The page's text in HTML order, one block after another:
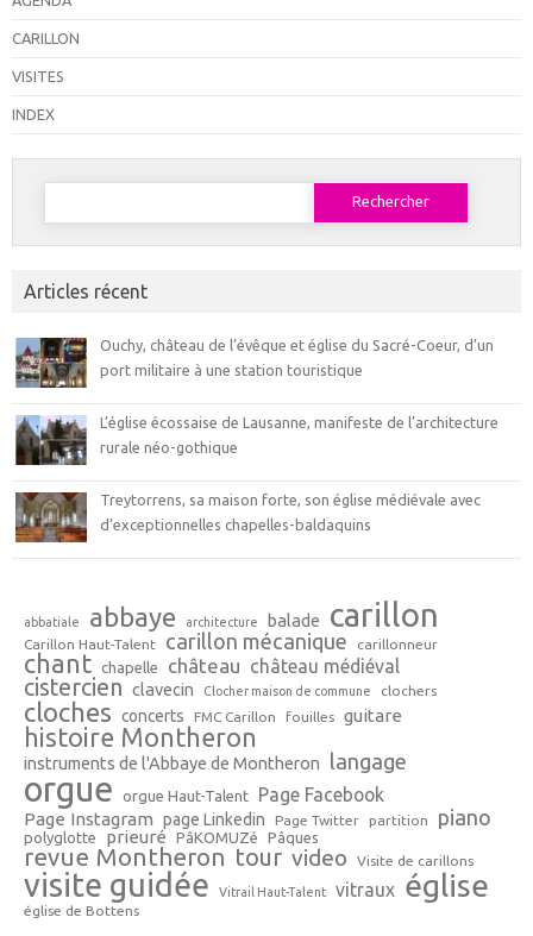
CARILLON
VISITES
INDEX
Rechercher :
Articles récent
Ouchy, château de l’évêque et église du Sacré-Coeur, d’un
port militaire à une station touristique
L’église écossaise de Lausanne, manifeste de l’architecture
rurale néo-gothique
Treytorrens, sa maison forte, son église médiévale avec
d’exceptionnelles chapelles-baldaquins
abbatiale abbaye architecture balade carillon
Carillon Haut-Talent carillon mécanique carillonneur
chant chapelle château château médiéval
cistercien clavecin Clocher maison de commune clochers
cloches concerts FMC Carillon fouilles guitare
histoire Montheron
instruments de l'Abbaye de Montheron langage
orgue orgue Haut-Talent Page Facebook
Page Instagram page Linkedin Page Twitter partition piano
polyglotte prieuré PâKOMUZé Pâques
revue Montheron tour video Visite de carillons
visite guidée Vitrail Haut-Talent vitraux église
église de Bottens